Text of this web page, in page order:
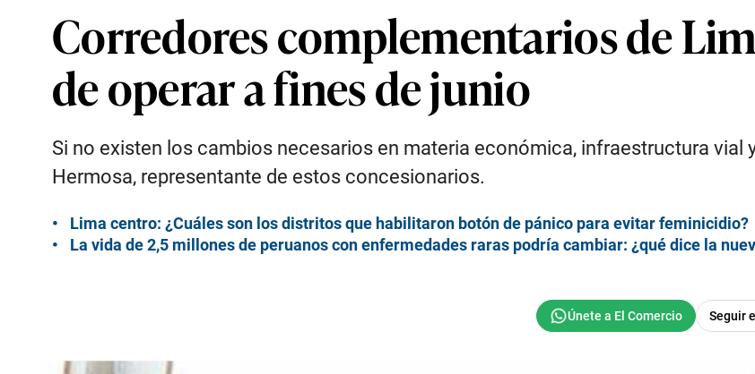
Corredores complementarios de
de operar a fines de junio
Si no existen los cambios necesarios en materia económica, infraestructura vial
Hermosa, representante de estos concesionarios.
Lima centro: ¿Cuáles son los distritos que habilitaron botón de pánico para evitar feminicidio?
La vida de 2,5 millones de peruanos con enfermedades raras podría cambiar: ¿qué dice la
Seguir